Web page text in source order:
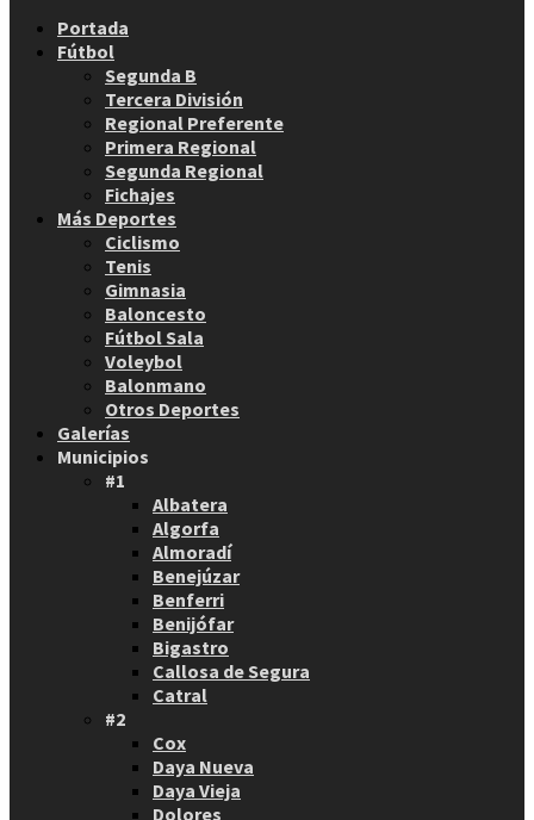
Portada
Fútbol
Segunda B
Tercera División
Regional Preferente
Primera Regional
Segunda Regional
Fichajes
Más Deportes
Ciclismo
Tenis
Gimnasia
Baloncesto
Fútbol Sala
Voleybol
Balonmano
Otros Deportes
Galerías
Municipios
#1
Albatera
Algorfa
Almoradí
Benejúzar
Benferri
Benijófar
Bigastro
Callosa de Segura
Catral
#2
Cox
Daya Nueva
Daya Vieja
Dolores